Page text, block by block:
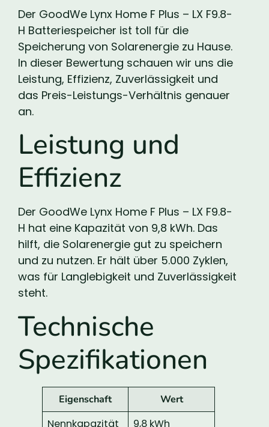
Der GoodWe Lynx Home F Plus – LX F9.8-
H Batteriespeicher ist toll für die
Speicherung von Solarenergie zu Hause.
In dieser Bewertung schauen wir uns die
Leistung, Effizienz, Zuverlässigkeit und
das Preis-Leistungs-Verhältnis genauer
an.
Leistung und
Effizienz
Der GoodWe Lynx Home F Plus – LX F9.8-
H hat eine Kapazität von 9,8 kWh. Das
hilft, die Solarenergie gut zu speichern
und zu nutzen. Er hält über 5.000 Zyklen,
was für Langlebigkeit und Zuverlässigkeit
steht.
Technische
Spezifikationen
Eigenschaft Wert
Nennkapazität 9,8 kWh